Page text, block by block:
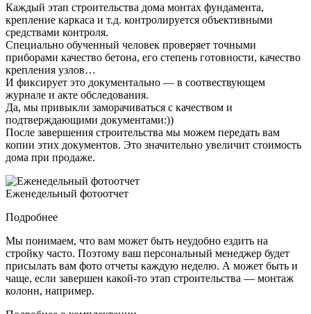
Каждый этап строительства дома монтах фундамента,
крепление каркаса и т.д. контролируется объективными
средствами контроля.
Специально обученный человек проверяет точными
приборами качество бетона, его степень готовности, качество
крепления узлов…
И фиксирует это документально — в соотвествующем
журнале и акте обследования.
Да, мы привыкли заморачиваться с качеством и
подтверждающими документами:))
После завершения строительства мы можем передать вам
копии этих документов. Это значительно увеличит стоимость
дома при продаже.
Еженедельный фотоотчет
Подробнее
Мы понимаем, что вам может быть неудобно ездить на
стройку часто. Поэтому ваш персональный менеджер будет
присылать вам фото отчеты каждую неделю. А может быть и
чаще, если завершен какой-то этап строительства — монтаж
колонн, например.